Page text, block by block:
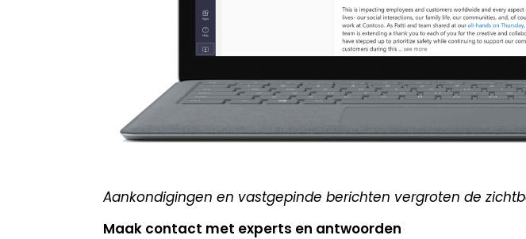
Aankondigingen en vastgepinde berichten vergroten de
Maak contact met experts en antwoorden